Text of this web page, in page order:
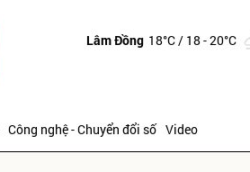
Lâm Đồng 18°C/ 18 - 20°C
Công nghệ - Chuyển đổi số Video